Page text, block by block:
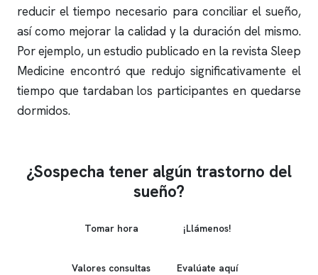
reducir el tiempo necesario para conciliar el sueño,
así como mejorar la calidad y la duración del mismo.
Por ejemplo, un estudio publicado en la revista Sleep
Medicine encontró que redujo significativamente el
tiempo que tardaban los participantes en quedarse
dormidos.
¿Sospecha tener algún trastorno del
sueño?
Tomar hora ¡Llámenos!
Valores consultas Evalúate aquí